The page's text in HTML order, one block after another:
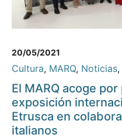
20/05/2021
Cultura, MARQ, Noticias,
El MARQ acoge
exposición
Etrusca en
italianos